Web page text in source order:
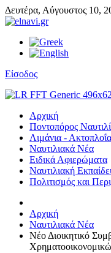
Δευτέρα, Αύγουστος 10,
Είσοδος
Αρχική
Ποντοπόρος
Λιμάνια - Ακτοπλοΐα
Ναυτιλιακά Νέα
Ειδικά Αφιερώματα
Ναυτιλιακή
Πολιτισμός και
Αρχική
Ναυτιλιακά Νέα
Νέο Διοικητικό